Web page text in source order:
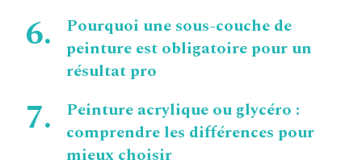
Pourquoi une sous-couche de
peinture est obligatoire pour un
résultat pro
Peinture acrylique ou glycéro :
comprendre les différences pour
mieux choisir